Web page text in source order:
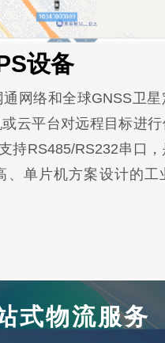
设备
网络和全球GNSS卫
云平台对远程目标进行
持RS485/RS232串口
、单片机方案设计的工
式物流服务